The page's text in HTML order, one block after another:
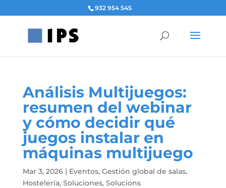
932 954 545
Análisis Multijuegos:
resumen del webinar
y cómo decidir qué
juegos instalar en
máquinas multijuego
Mar 3, 2026| Eventos, Gestión global de salas,
Hostelería, Soluciones, Solucions